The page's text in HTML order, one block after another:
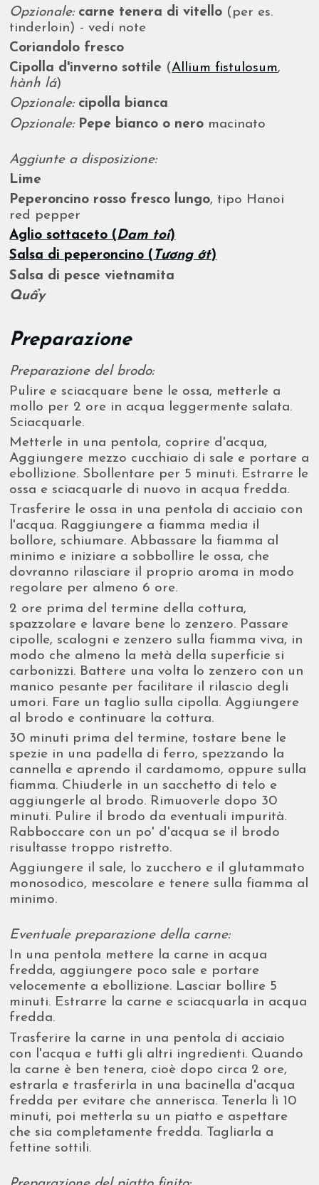
Opzionale: carne tenera di vitello (per es.
tinderloin) - vedi note
Coriandolo fresco
Cipolla d'inverno sottile (Allium fistulosum,
hành lá)
Opzionale: cipolla bianca
Opzionale: Pepe bianco o nero macinato
Aggiunte a disposizione:
Lime
Peperoncino rosso fresco lungo, tipo Hanoi
red pepper
Aglio sottaceto (Dam toi)
Salsa di peperoncino ( Tương ớt)
Salsa di pesce vietnamita
Quẩy
Preparazione
Preparazione del brodo:
Pulire e sciacquare bene le ossa, metterle a
mollo per 2 ore in acqua leggermente salata.
Sciacquarle.
Metterle in una pentola, coprire d'acqua,
Aggiungere mezzo cucchiaio di sale e portare a
ebollizione. Sbollentare per 5 minuti. Estrarre le
ossa e sciacquarle di nuovo in acqua fredda.
Trasferire le ossa in una pentola di acciaio con
l'acqua. Raggiungere a fiamma media il
bollore, schiumare. Abbassare la fiamma al
minimo e iniziare a sobbollire le ossa, che
dovranno rilasciare il proprio aroma in modo
regolare per almeno 6 ore.
2 ore prima del termine della cottura,
spazzolare e lavare bene lo zenzero. Passare
cipolle, scalogni e zenzero sulla fiamma viva, in
modo che almeno la metà della superficie si
carbonizzi. Battere una volta lo zenzero con un
manico pesante per facilitare il rilascio degli
umori. Fare un taglio sulla cipolla. Aggiungere
al brodo e continuare la cottura.
30 minuti prima del termine, tostare bene le
spezie in una padella di ferro, spezzando la
cannella e aprendo il cardamomo, oppure sulla
fiamma. Chiuderle in un sacchetto di telo e
aggiungerle al brodo. Rimuoverle dopo 30
minuti. Pulire il brodo da eventuali impurità.
Rabboccare con un po' d'acqua se il brodo
risultasse troppo ristretto.
Aggiungere il sale, lo zucchero e il glutammato
monosodico, mescolare e tenere sulla fiamma al
minimo.
Eventuale preparazione della carne:
In una pentola mettere la carne in acqua
fredda, aggiungere poco sale e portare
velocemente a ebollizione. Lasciar bollire 5
minuti. Estrarre la carne e sciacquarla in acqua
fredda.
Trasferire la carne in una pentola di acciaio
con l'acqua e tutti gli altri ingredienti. Quando
la carne è ben tenera, cioè dopo circa 2 ore,
estrarla e trasferirla in una bacinella d'acqua
fredda per evitare che annerisca. Tenerla lì 10
minuti, poi metterla su un piatto e aspettare
che sia completamente fredda. Tagliarla a
fettine sottili.